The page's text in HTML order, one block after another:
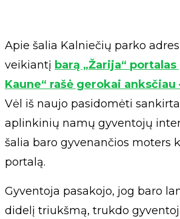
Apie šalia Kalniečių parko
veikiantį barą „Žarija“
Kaune“ rašė gerokai anksčiau
Vėl iš naujo pasidomėti
aplinkinių namų gyventojų
šalia baro gyvenančios moters
portalą.
Gyventoja pasakojo, jog baro
didelį triukšmą, trukdo